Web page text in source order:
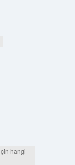
hangi